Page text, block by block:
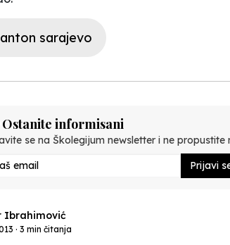
sarajevo
informisani
se na Školegijum newsletter i ne propustite
Prijavi
Ibrahimović
· 3 min čitanja